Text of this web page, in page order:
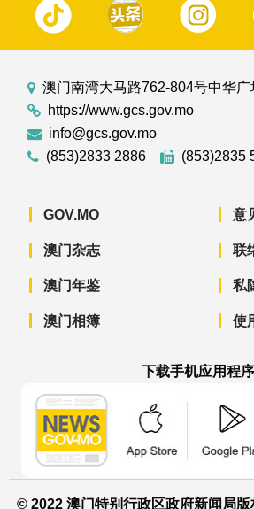
澳门南湾大马路762-804号中华广
https://www.gcs.gov.mo
info@gcs.gov.mo
(853)2833 2886
(853)2835
GOV.MO
澳门杂志
澳门年鉴
澳门相簿
意
联
私
使
下载手机应用程序
© 2022 澳门特别行政区政府新闻局版